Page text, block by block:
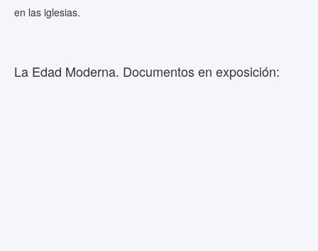
en las iglesias.
La Edad Moderna. Documentos en exposición: